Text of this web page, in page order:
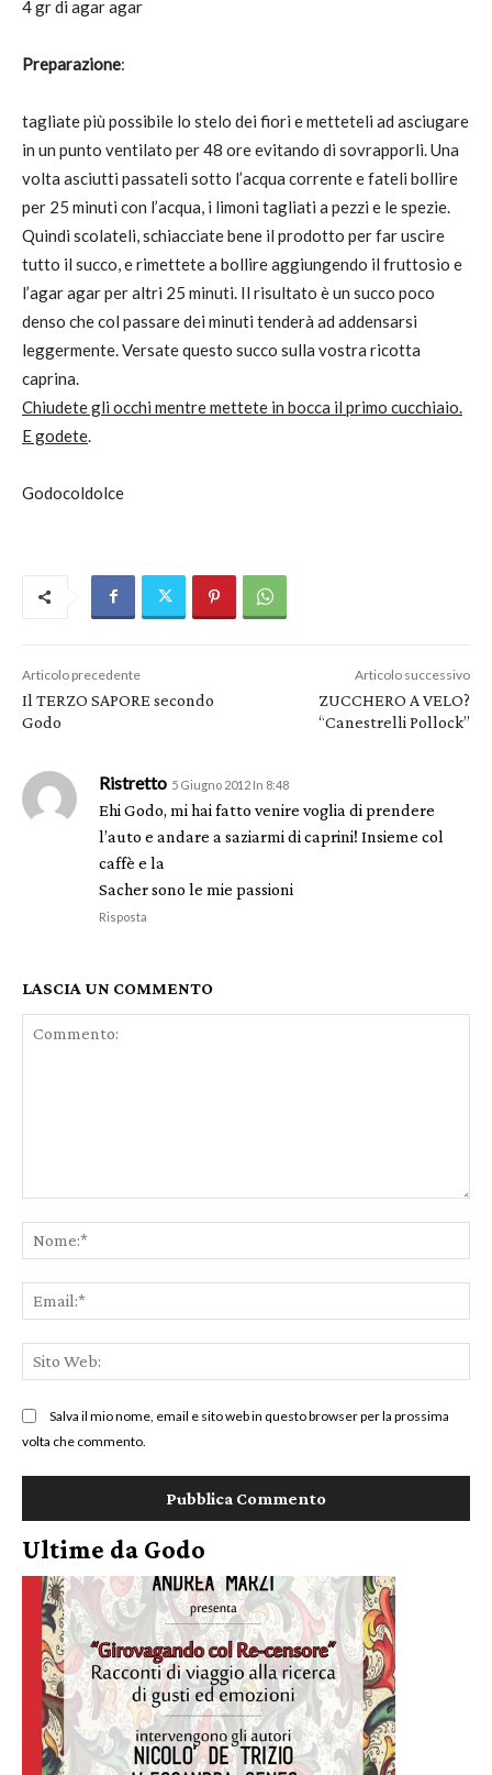
4 gr di agar agar
Preparazione:
tagliate più possibile lo stelo dei fiori e metteteli ad asciugare
in un punto ventilato per 48 ore evitando di sovrapporli. Una
volta asciutti passateli sotto l’acqua corrente e fateli bollire
per 25 minuti con l’acqua, i limoni tagliati a pezzi e le spezie.
Quindi scolateli, schiacciate bene il prodotto per far uscire
tutto il succo, e rimettete a bollire aggiungendo il fruttosio e
l’agar agar per altri 25 minuti. Il risultato è un succo poco
denso che col passare dei minuti tenderà ad addensarsi
leggermente. Versate questo succo sulla vostra ricotta
caprina.
Chiudete gli occhi mentre mettete in bocca il primo cucchiaio.
E godete
Godocoldolce
Articolo precedente
Il TERZO SAPORE secondo
Godo
Articolo successivo
ZUCCHERO A VELO?
“Canestrelli Pollock”
Ristretto 5 Giugno 2012 In 8:48
Ehi Godo, mi hai fatto venire voglia di prendere
l’auto e andare a saziarmi di caprini! Insieme col
caffè e la
Sacher sono le mie passioni
Risposta
LASCIA UN COMMENTO
Salva il mio nome, email e sito web in questo browser per la prossima
volta che commento.
Ultime da Godo